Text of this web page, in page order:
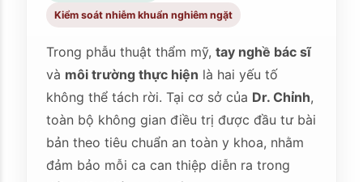
Kiểm soát nhiễm khuẩn nghiêm ngặt
Trong phẫu thuật thẩm mỹ,tay nghề bác sĩ
và môi trường thực hiện là hai yếu tố
không thể tách rời. Tại cơ sở của Dr. Chỉnh,
toàn bộ không gian điều trị được đầu tư bài
bản theo tiêu chuẩn an toàn y khoa, nhằm
đảm bảo mỗi ca can thiệp diễn ra trong